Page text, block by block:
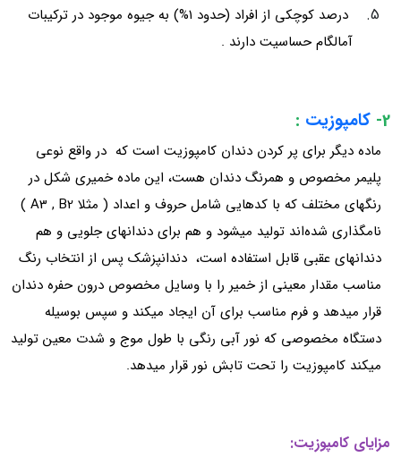
درصد کوچکی از افراد (حدود ۱%) به جیوه موجود در ترکیبات
آمالگام حساسیت دارند .
2- کامپوزیت :
ماده دیگر برای پر کردن دندان کامپوزیت است که در واقع نوعی
پلیمر مخصوص و همرنگ دندان هست، این ماده خمیری شکل در
رنگهای مختلف که با کدهایی شامل حروف و اعداد ( مثلا A3 , B2 )
نامگذاری شده‌اند ‌تولید میشود و هم برای دندانهای جلویی و هم
دندانهای عقبی قابل استفاده است، دندانپزشک پس از انتخاب رنگ
مناسب مقدار معینی از خمیر را با وسایل مخصوص درون حفره دندان
قرار میدهد و فرم مناسب برای آن ایجاد میکند و سپس بوسیله
دستگاه مخصوصی که نور آبی رنگی با طول موج و شدت معین تولید
میکند کامپوزیت را تحت تابش نور قرار میدهد.
مزایای کامپوزیت: